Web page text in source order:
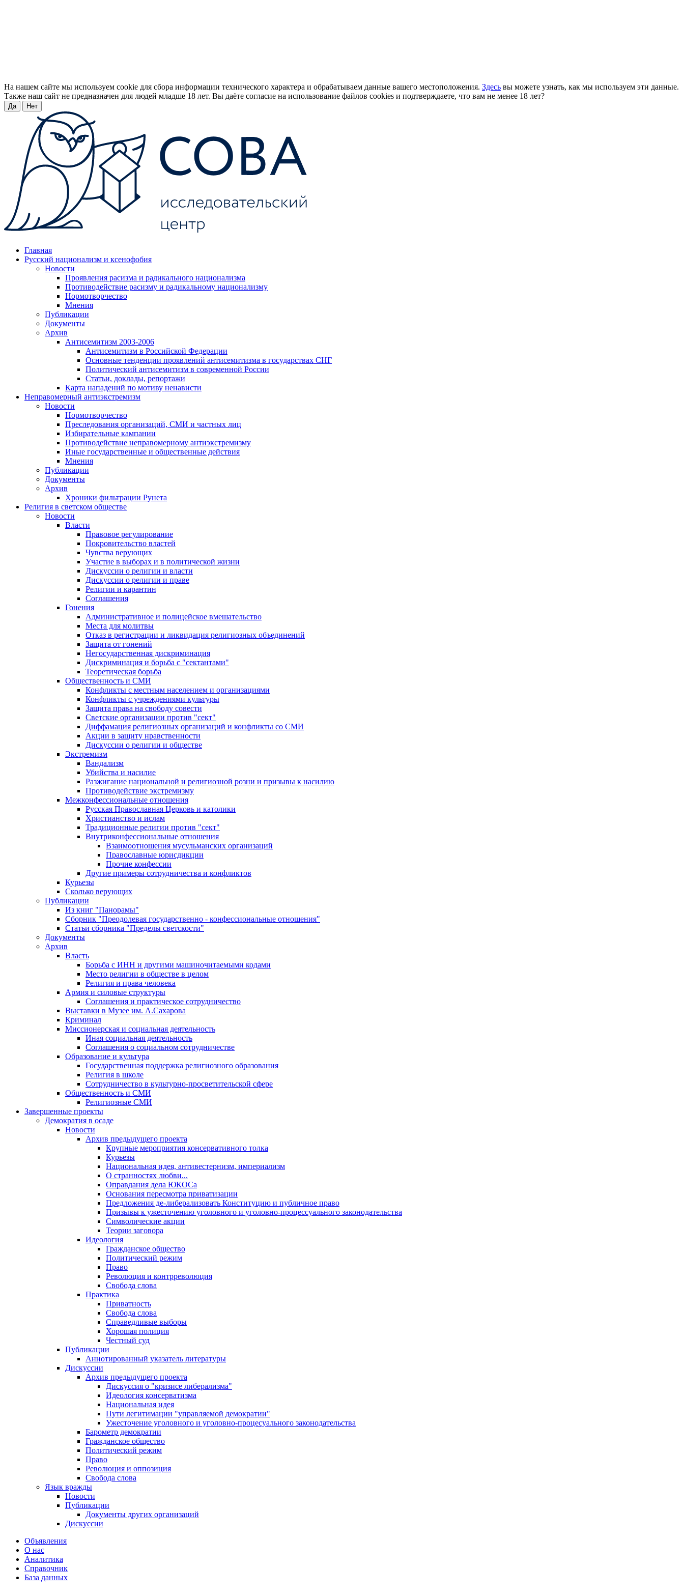
На нашем сайте мы используем cookie для сбора информации технического характера и обрабатываем данные вашего местоположения. Здесь вы можете узнать, как мы используем эти данные.
Также наш сайт не предназначен для людей младше 18 лет. Вы даёте согласие на использование файлов cookies и подтверждаете, что вам не менее 18 лет?
Да Нет
Главная
Русский национализм и ксенофобия
Новости
Проявления расизма и радикального национализма
Противодействие расизму и радикальному национализму
Нормотворчество
Мнения
Публикации
Документы
Архив
Антисемитизм 2003-2006
Антисемитизм в Российской Федерации
Основные тенденции проявлений антисемитизма в государствах СНГ
Политический антисемитизм в современной России
Статьи, доклады, репортажи
Карта нападений по мотиву ненависти
Неправомерный антиэкстремизм
Новости
Нормотворчество
Преследования организаций, СМИ и частных лиц
Избирательные кампании
Противодействие неправомерному антиэкстремизму
Иные государственные и общественные действия
Мнения
Публикации
Документы
Архив
Хроники фильтрации Рунета
Религия в светском обществе
Новости
Власти
Правовое регулирование
Покровительство властей
Чувства верующих
Участие в выборах и в политической жизни
Дискуссии о религии и власти
Дискуссии о религии и праве
Религии и карантин
Соглашения
Гонения
Административное и полицейское вмешательство
Места для молитвы
Отказ в регистрации и ликвидация религиозных объединений
Защита от гонений
Негосударственная дискриминация
Дискриминация и борьба с "сектантами"
Теоретическая борьба
Общественность и СМИ
Конфликты с местным населением и организациями
Конфликты с учреждениями культуры
Защита права на свободу совести
Светские организации против "сект"
Диффамация религиозных организаций и конфликты со СМИ
Акции в защиту нравственности
Дискуссии о религии и обществе
Экстремизм
Вандализм
Убийства и насилие
Разжигание национальной и религиозной розни и призывы к насилию
Противодействие экстремизму
Межконфессиональные отношения
Русская Православная Церковь и католики
Христианство и ислам
Традиционные религии против "сект"
Внутриконфессиональные отношения
Взаимоотношения мусульманских организаций
Православные юрисдикции
Прочие конфессии
Другие примеры сотрудничества и конфликтов
Курьезы
Сколько верующих
Публикации
Из книг "Панорамы"
Сборник "Преодолевая государственно - конфессиональные отношения"
Статьи сборника "Пределы светскости"
Документы
Архив
Власть
Борьба с ИНН и другими машиночитаемыми кодами
Место религии в обществе в целом
Религия и права человека
Армия и силовые структуры
Соглашения и практическое сотрудничество
Выставки в Музее им. А.Сахарова
Криминал
Миссионерская и социальная деятельность
Иная социальная деятельность
Соглашения о социальном сотрудничестве
Образование и культура
Государственная поддержка религиозного образования
Религия в школе
Сотрудничество в культурно-просветительской сфере
Общественность и СМИ
Религиозные СМИ
Завершенные проекты
Демократия в осаде
Новости
Архив предыдущего проекта
Крупные мероприятия консервативного толка
Курьезы
Национальная идея, антивестернизм, империализм
О странностях любви...
Оправдания дела ЮКОСа
Основания пересмотра приватизации
Предложения де-либерализовать Конституцию и публичное право
Призывы к ужесточению уголовного и уголовно-процессуального законодательства
Символические акции
Теории заговора
Идеология
Гражданское общество
Политический режим
Право
Революция и контрреволюция
Свобода слова
Практика
Приватность
Свобода слова
Справедливые выборы
Хорошая полиция
Честный суд
Публикации
Аннотированный указатель литературы
Дискуссии
Архив предыдущего проекта
Дискуссия о "кризисе либерализма"
Идеология консерватизма
Национальная идея
Пути легитимации "управляемой демократии"
Ужесточение уголовного и уголовно-процесуального законодательства
Барометр демократии
Гражданское общество
Политический режим
Право
Революция и оппозиция
Свобода слова
Язык вражды
Новости
Публикации
Документы других организаций
Дискуссии
Объявления
О нас
Аналитика
Справочник
База данных